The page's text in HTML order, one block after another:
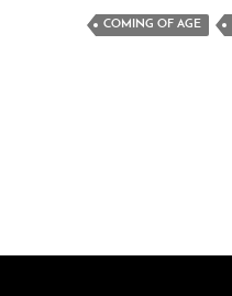
COMING OF AGE